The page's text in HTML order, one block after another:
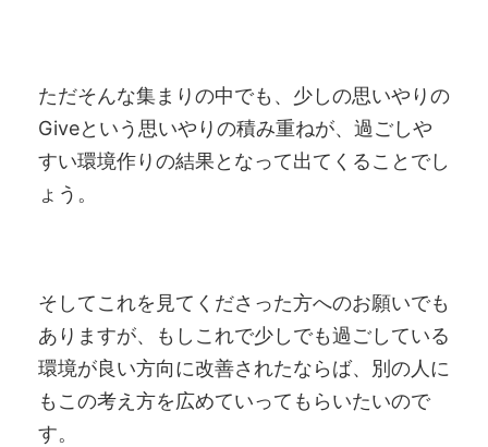
ただそんな集まりの中でも、少しの思いやりの
Giveという思いやりの積み重ねが、過ごしや
すい環境作りの結果となって出てくることでし
ょう。
そしてこれを見てくださった方へのお願いでも
ありますが、もしこれで少しでも過ごしている
環境が良い方向に改善されたならば、別の人に
もこの考え方を広めていってもらいたいので
す。